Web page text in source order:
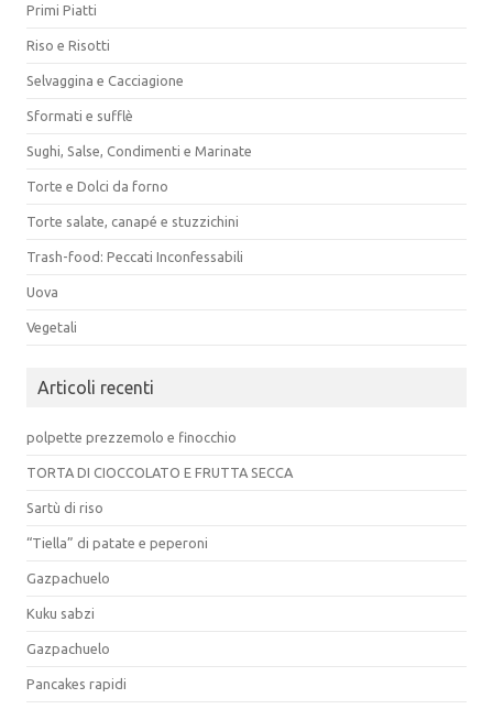
Primi Piatti
Riso e Risotti
Selvaggina e Cacciagione
Sformati e sufflè
Sughi, Salse, Condimenti e Marinate
Torte e Dolci da forno
Torte salate, canapé e stuzzichini
Trash-food: Peccati Inconfessabili
Uova
Vegetali
Articoli recenti
polpette prezzemolo e finocchio
TORTA DI CIOCCOLATO E FRUTTA SECCA
Sartù di riso
“Tiella” di patate e peperoni
Gazpachuelo
Kuku sabzi
Gazpachuelo
Pancakes rapidi